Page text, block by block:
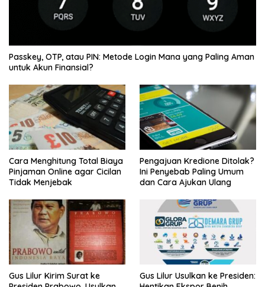
Passkey, OTP, atau PIN: Metode Login Mana yang Paling Aman
untuk Akun Finansial?
Cara Menghitung Total Biaya
Pinjaman Online agar Cicilan
Tidak Menjebak
Pengajuan Kredione Ditolak?
Ini Penyebab Paling Umum
dan Cara Ajukan Ulang
Gus Lilur Kirim Surat ke
Gus Lilur Usulkan ke Presiden: